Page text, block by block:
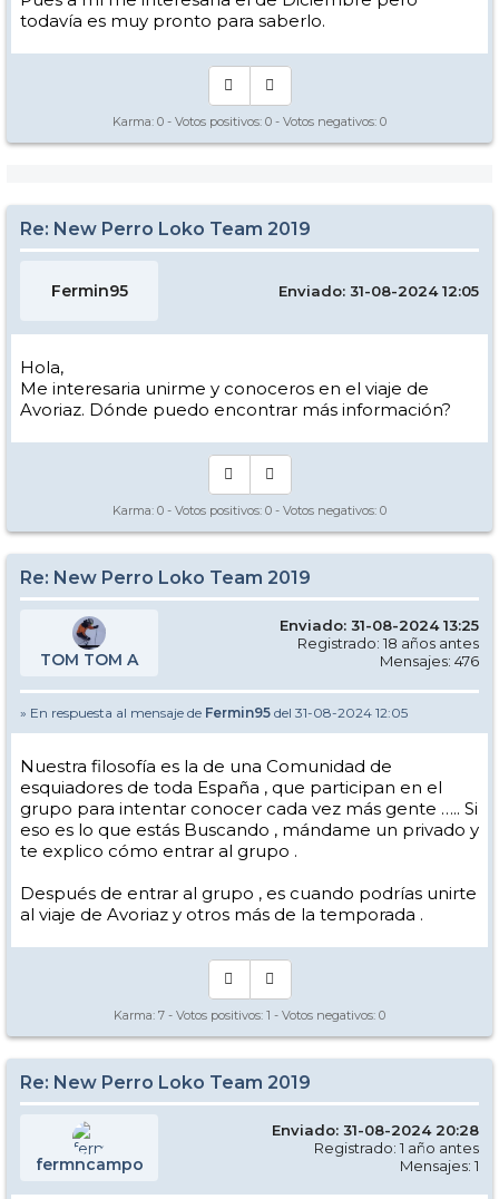
todavía es muy pronto para saberlo.
Karma: 0 - Votos positivos: 0 - Votos negativos: 0
Re: New Perro Loko Team 2019
Fermin95 Enviado: 31-08-2024 12:05
Hola,
Me interesaria unirme y conoceros en el viaje de
Avoriaz. Dónde puedo encontrar más información?
Karma: 0 - Votos positivos: 0 - Votos negativos: 0
Re: New Perro Loko Team 2019
TOM TOM A
Enviado: 31-08-2024 13:25
Registrado: 18 años antes
Mensajes: 476
» En respuesta al mensaje de Fermin95 del 31-08-2024 12:05
Nuestra filosofía es la de una Comunidad de
esquiadores de toda España , que participan en el
grupo para intentar conocer cada vez más gente ….. Si
eso es lo que estás Buscando , mándame un privado y
te explico cómo entrar al grupo .
Después de entrar al grupo , es cuando podrías unirte
al viaje de Avoriaz y otros más de la temporada .
Karma: 7 - Votos positivos: 1 - Votos negativos: 0
Re: New Perro Loko Team 2019
fermncampo
Enviado: 31-08-2024 20:28
Registrado: 1 año antes
Mensajes: 1